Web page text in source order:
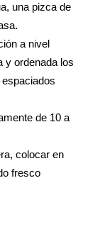
una pizca de
a nivel
y ordenada los
de 10 a
colocar en
fresco